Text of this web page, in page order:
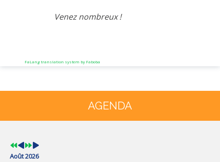
Venez nombreux !
FaLang translation system by Faboba
AGENDA
Année
Mois
Année
Mois
Août 2026